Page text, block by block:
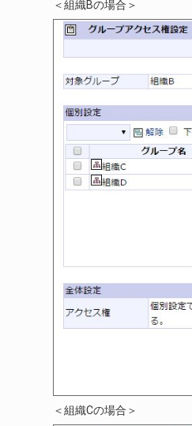
＜組織Bの場合＞
＜組織Cの場合＞